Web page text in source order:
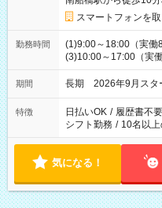
スマートフォンを
勤務時間
(1)9:00～18:00（実働
(3)10:00～17:00（実
期間 長期 2026年9月スタ
特徴 日払いOK / 履歴書不要
シフト勤務 / 10名以
気になる！